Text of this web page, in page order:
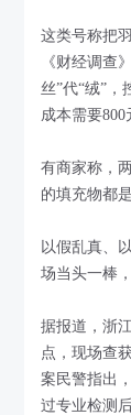
这类号称把
《财经调查
丝”代“绒”，
成本需要800
有商家称，
的填充物都
以假乱真、
场当头一棒
据报道，浙
点，现场查
案民警指出
过专业检测